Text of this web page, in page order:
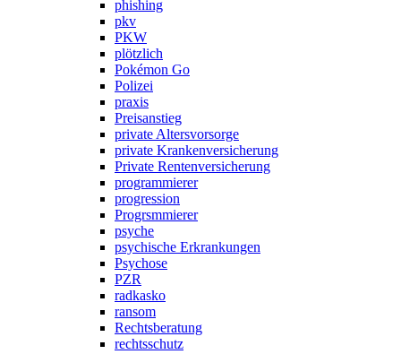
phishing
pkv
PKW
plötzlich
Pokémon Go
Polizei
praxis
Preisanstieg
private Altersvorsorge
private Krankenversicherung
Private Rentenversicherung
programmierer
progression
Progrsmmierer
psyche
psychische Erkrankungen
Psychose
PZR
radkasko
ransom
Rechtsberatung
rechtsschutz